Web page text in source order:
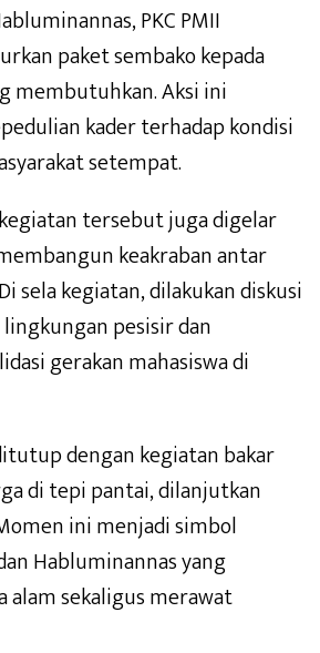
PKC PMII
paket sembako kepada
membutuhkan. Aksi ini
kader terhadap kondisi
setempat.
tersebut juga digelar
keakraban antar
sela kegiatan, dilakukan diskusi
pesisir dan
gerakan mahasiswa di
dengan kegiatan bakar
di tepi pantai, dilanjutkan
ini menjadi simbol
Habluminannas yang
alam sekaligus merawat